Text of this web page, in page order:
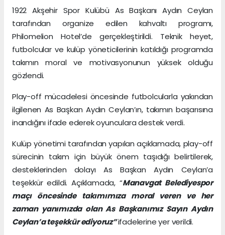
1922 Akşehir Spor Kulübü As Başkanı Aydın Ceylan
tarafından organize edilen kahvaltı programı,
Philomelion Hotel’de gerçekleştirildi. Teknik heyet,
futbolcular ve kulüp yöneticilerinin katıldığı programda
takımın moral ve motivasyonunun yüksek olduğu
gözlendi.
Play-off mücadelesi öncesinde futbolcularla yakından
ilgilenen As Başkan Aydın Ceylan’ın, takımın başarısına
inandığını ifade ederek oyunculara destek verdi.
Kulüp yönetimi tarafından yapılan açıklamada, play-off
sürecinin takım için büyük önem taşıdığı belirtilerek,
desteklerinden dolayı As Başkan Aydın Ceylan’a
teşekkür edildi. Açıklamada, “Manavgat Belediyespor
maçı öncesinde takımımıza moral veren ve her
zaman yanımızda olan As Başkanımız Sayın Aydın
Ceylan’a teşekkür ediyoruz”ifadelerine yer verildi.